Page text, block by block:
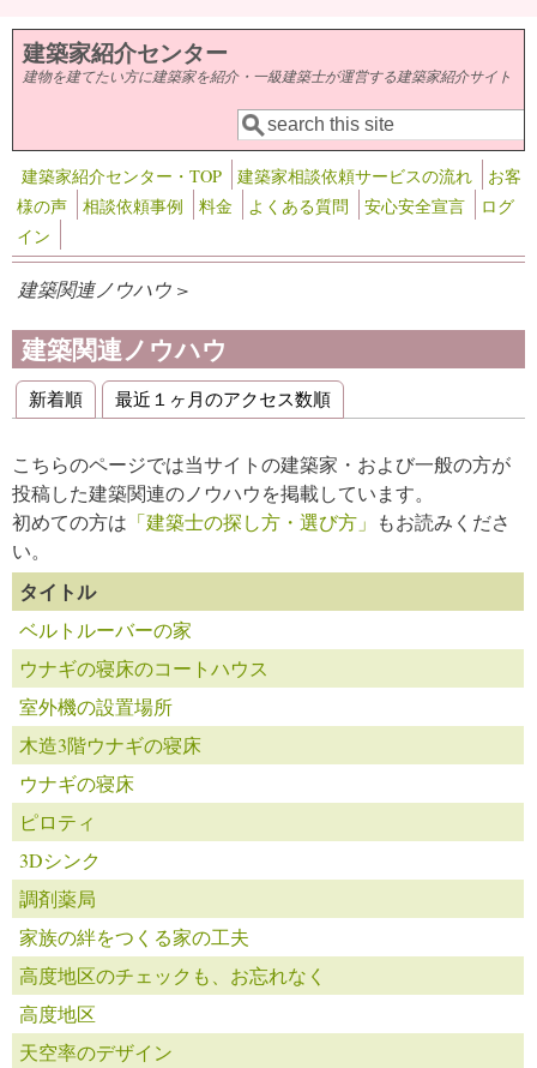
メインコンテンツに移動
建築家紹介センター
建物を建てたい方に建築家を紹介・一級建築士が運営する建築家紹介サイト
検索フォーム
検索
建築家紹介センター・TOP 建築家相談依頼サービスの流れ
お客
様の声
相談依頼事例 料金 よくある質問 安心安全宣言
ログ
イン
建築関連ノウハウ >
建築関連ノウハウ
プライマリータブ
新着順 最近１ヶ月のアクセス数順
こちらのページでは当サイトの建築家・および一般の方が
投稿した建築関連のノウハウを掲載しています。
初めての方は 「建築士の探し方・選び方」 もお読みくださ
い。
タイトル
ベルトルーバーの家
ウナギの寝床のコートハウス
室外機の設置場所
木造3階ウナギの寝床
ウナギの寝床
ピロティ
3Dシンク
調剤薬局
家族の絆をつくる家の工夫
高度地区のチェックも、お忘れなく
高度地区
天空率のデザイン